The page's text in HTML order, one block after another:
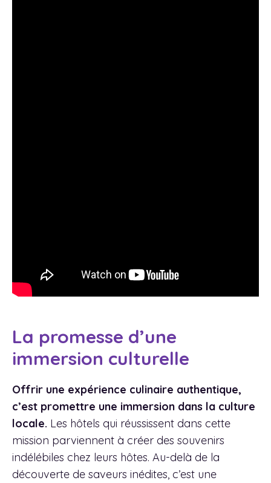
La promesse d’une
immersion culturelle
Offrir une expérience culinaire authentique,
c’est promettre une immersion dans la culture
locale. Les hôtels qui réussissent dans cette
mission parviennent à créer des souvenirs
indélébiles chez leurs hôtes. Au-delà de la
découverte de saveurs inédites, c’est une